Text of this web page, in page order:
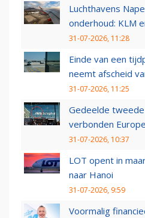
Luchthavens
onderhoud: KLM
31-07-2026, 11:28
Einde van een
neemt afscheid
31-07-2026, 11:25
Gedeelde
verbonden
31-07-2026, 10:37
LOT opent in
naar Hanoi
31-07-2026, 9:59
Voormalig